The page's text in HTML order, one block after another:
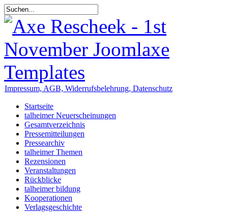
Impressum, AGB, Widerrufsbelehrung, Datenschutz
Startseite
talheimer Neuerscheinungen
Gesamtverzeichnis
Pressemitteilungen
Pressearchiv
talheimer Themen
Rezensionen
Veranstaltungen
Rückblicke
talheimer bildung
Kooperationen
Verlagsgeschichte